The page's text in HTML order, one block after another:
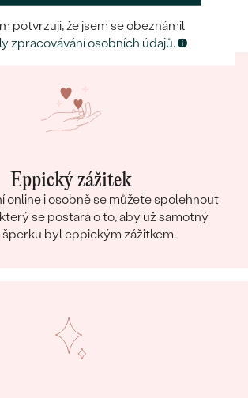
v Eppi
Eppický zážitek
online i osobně se můžete spolehnout
se postará o to, aby už samotný
byl eppickým zážitkem.
potvrzuji, že jsem se obeznámil
zpracovávání osobních údajů.